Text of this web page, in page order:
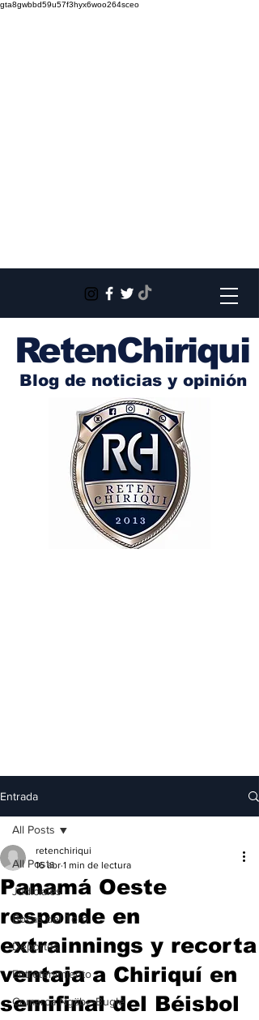
gta8gwbbd59u57f3hyx6woo264sceo
RetenChiriqui
Blog de noticias y opinión
Entrada
All Posts
Judiciales
Bocas del Toro
Deportes
Entretenimiento
Comarca Ngäbe-Buglé
All Posts
Panamá Oeste
responde en
extrainnings y recorta
ventaja a Chiriquí en
semifinal del Béisbol
retenchiriqui
16 abr 1 min de lectura